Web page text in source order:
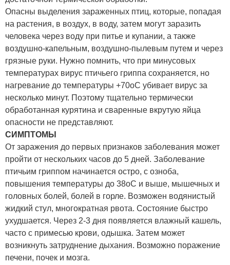
Опасны выделения зараженных птиц, которые, попадая
на растения, в воздух, в воду, затем могут заразить
человека через воду при питье и купании, а также
воздушно-капельным, воздушно-пылевым путем и через
грязные руки. Нужно помнить, что при минусовых
температурах вирус птичьего гриппа сохраняется, но
нагревание до температуры +70оС убивает вирус за
несколько минут. Поэтому тщательно термически
обработанная курятина и сваренные вкрутую яйца
опасности не представляют.
СИМПТОМЫ
От заражения до первых признаков заболевания может
пройти от нескольких часов до 5 дней. Заболевание
птичьим гриппом начинается остро, с озноба,
повышения температуры до 38оС и выше, мышечных и
головных болей, болей в горле. Возможен водянистый
жидкий стул, многократная рвота. Состояние быстро
ухудшается. Через 2-3 дня появляется влажный кашель,
часто с примесью крови, одышка. Затем может
возникнуть затруднение дыхания. Возможно поражение
печени, почек и мозга.